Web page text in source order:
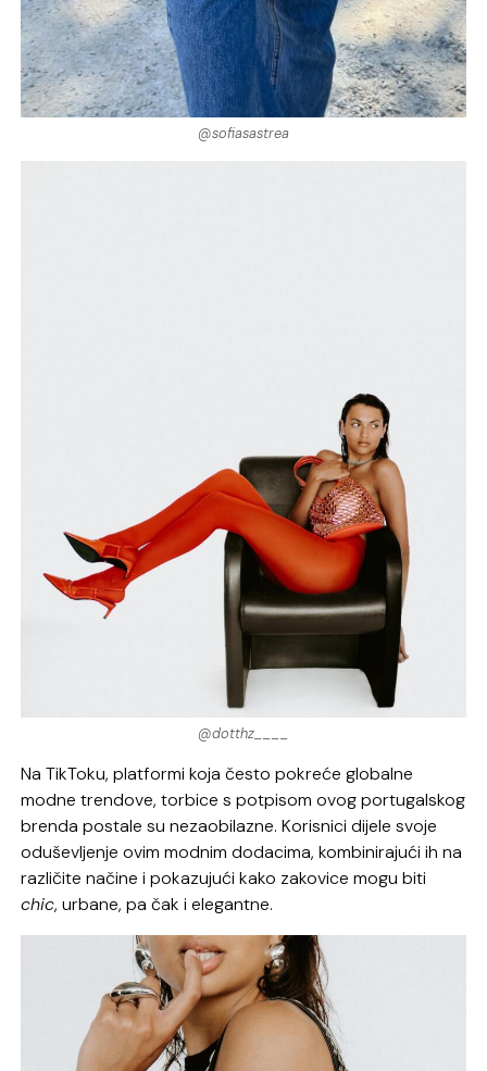
@sofiasastrea
@dotthz____
Na TikToku, platformi koja često pokreće globalne
modne trendove, torbice s potpisom ovog portugalskog
brenda postale su nezaobilazne. Korisnici dijele svoje
oduševljenje ovim modnim dodacima, kombinirajući ih na
različite načine i pokazujući kako zakovice mogu biti
chic, urbane, pa čak i elegantne.